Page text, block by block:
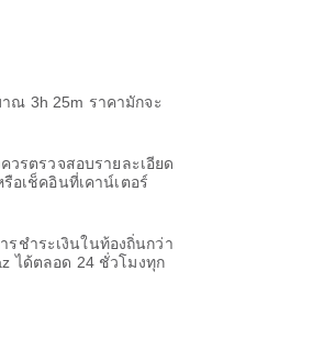
ณ 3h 25m ราคามักจะ
รตรวจสอบรายละเอียด
อเช็คอินที่เคาน์เตอร์
รชำระเงินในท้องถิ่นกว่า
ได้ตลอด 24 ชั่วโมงทุก